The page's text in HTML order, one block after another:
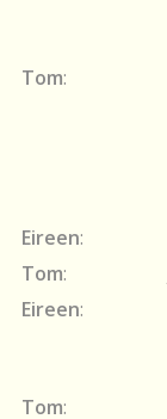
Tom:
Eireen:
Tom:
Eireen:
Tom: